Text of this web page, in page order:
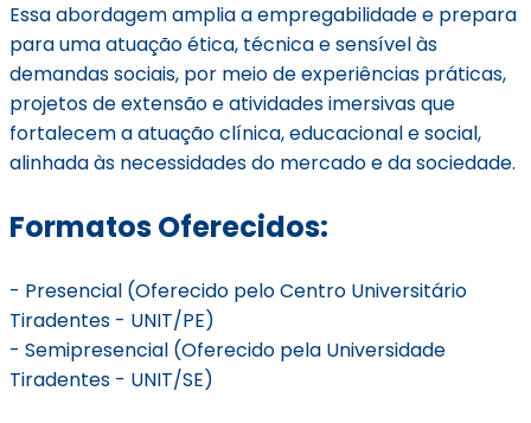
Essa abordagem amplia a empregabilidade e prepara
para uma atuação ética, técnica e sensível às
demandas sociais, por meio de experiências práticas,
projetos de extensão e atividades imersivas que
fortalecem a atuação clínica, educacional e social,
alinhada às necessidades do mercado e da sociedade.
Formatos Oferecidos:
- Presencial (Oferecido pelo Centro Universitário
Tiradentes - UNIT/PE)
- Semipresencial (Oferecido pela Universidade
Tiradentes - UNIT/SE)